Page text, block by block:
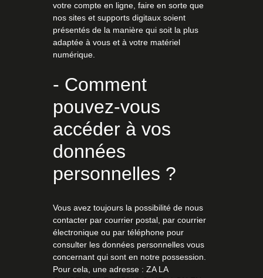
votre compte en ligne, faire en sorte que
nos sites et supports digitaux soient
présentés de la manière qui soit la plus
adaptée à vous et à votre matériel
numérique.
- Comment
pouvez-vous
accéder à vos
données
personnelles ?
Vous avez toujours la possibilité de nous
contacter par courrier postal, par courrier
électronique ou par téléphone pour
consulter les données personnelles vous
concernant qui sont en notre possession.
Pour cela, une adresse : ZA LA